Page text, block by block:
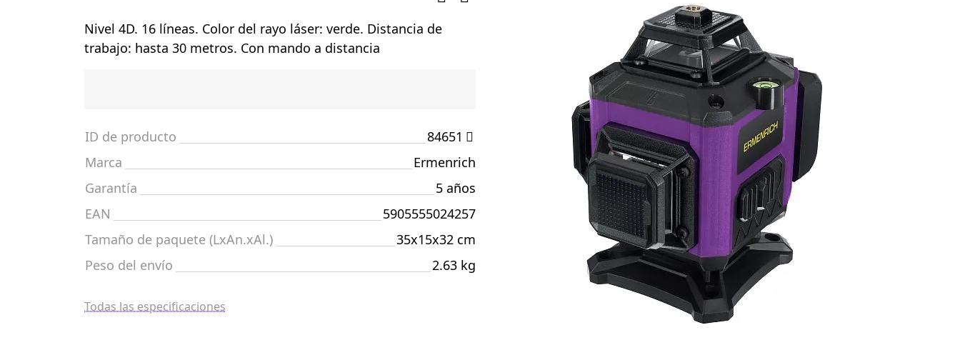
Nivel 4D. 16 líneas. Color del rayo láser: verde. Distancia de
trabajo: hasta 30 metros. Con mando a distancia
ID de producto
84651
Marca
Ermenrich
Garantía
5 años
EAN
5905555024257
Tamaño de paquete (LxAn.xAl.)
35x15x32 cm
Peso del envío
2.63 kg
Todas las especificaciones